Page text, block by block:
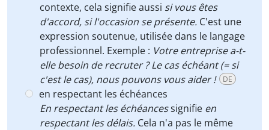
contexte, cela signifie aussi si vous êtes
d'accord, si l'occasion se présente. C'est une
expression soutenue, utilisée dans le langage
professionnel. Exemple : Votre entreprise a-t-
elle besoin de recruter ? Le cas échéant (= si
c'est le cas), nous pouvons vous aider !
DE
en respectant les échéances
En respectant les échéancessignifie en
respectant les délais. Cela n'a pas le même